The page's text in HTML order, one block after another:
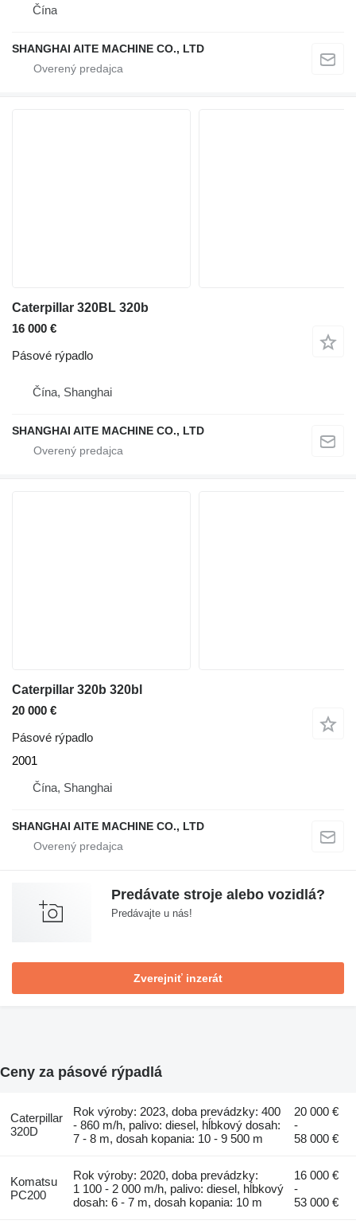
Čína
SHANGHAI AITE MACHINE CO., LTD
Caterpillar 320BL 320b
16 000 €
Pásové rýpadlo
Čína, Shanghai
SHANGHAI AITE MACHINE CO., LTD
Caterpillar 320b 320bl
20 000 €
Pásové rýpadlo
2001
Čína, Shanghai
SHANGHAI AITE MACHINE CO., LTD
Predávate stroje alebo vozidlá?
Predávajte u nás!
Zverejniť inzerát
Ceny za pásové rýpadlá
Caterpillar
320D
Rok výroby: 2023, doba prevádzky: 400
- 860 m/h, palivo: diesel, hĺbkový dosah:
7 - 8 m, dosah kopania: 10 - 9 500 m
20 000 €
-
58 000 €
Komatsu
PC200
Rok výroby: 2020, doba prevádzky:
1 100 - 2 000 m/h, palivo: diesel, hĺbkový
dosah: 6 - 7 m, dosah kopania: 10 m
16 000 €
-
53 000 €